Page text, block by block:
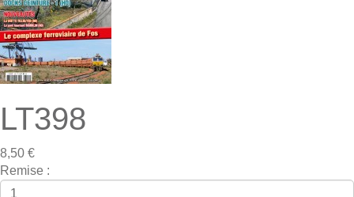
LT398
8,50 €
Remise :